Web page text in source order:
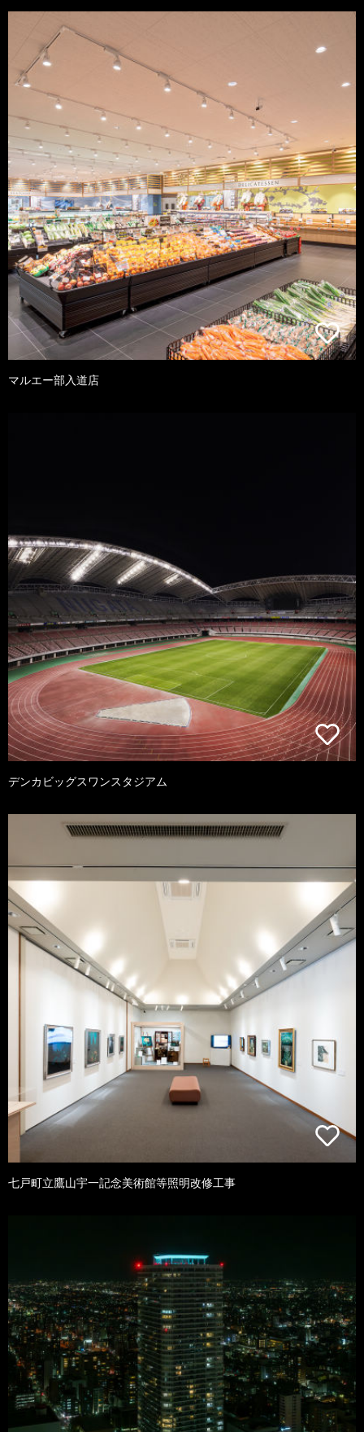
マルエー部入道店
デンカビッグスワンスタジアム
七戸町立鷹山宇一記念美術館等照明改修工事